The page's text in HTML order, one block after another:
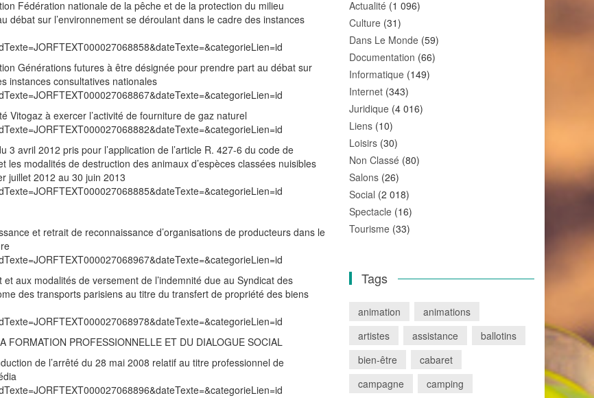
Fédération nationale de la pêche et de la protection du milieu
débat sur l’environnement se déroulant dans le cadre des instances
Générations futures à être désignée pour prendre part au débat sur
instances consultatives nationales
Vitogaz à exercer l’activité de fourniture de gaz naturel
3 avril 2012 pris pour l’application de l’article R. 427-6 du code de
les modalités de destruction des animaux d’espèces classées nuisibles
juillet 2012 au 30 juin 2013
et retrait de reconnaissance d’organisations de producteurs dans le
aux modalités de versement de l’indemnité due au Syndicat des
des transports parisiens au titre du transfert de propriété des biens
FORMATION PROFESSIONNELLE ET DU DIALOGUE SOCIAL
de l’arrêté du 28 mai 2008 relatif au titre professionnel de
Actualité (1 096)
Culture (31)
Dans Le Monde (59)
Documentation (66)
Informatique (149)
Internet (343)
Juridique (4 016)
Liens (10)
Loisirs (30)
Non Classé (80)
Salons (26)
Social (2 018)
Spectacle (16)
Tourisme (33)
Tags
animation
animations
artistes
assistance
ballotins
bien-être
cabaret
campagne
camping